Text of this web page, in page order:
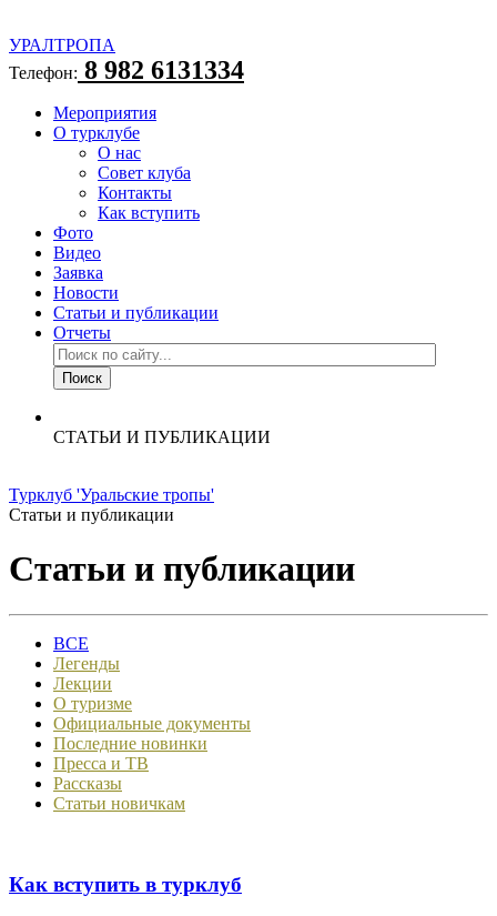
УРАЛТРОПА
Телефон: 8 982 6131334
Мероприятия
О турклубе
О нас
Совет клуба
Контакты
Как вступить
Фото
Видео
Заявка
Новости
Статьи и публикации
Отчеты
СТАТЬИ И ПУБЛИКАЦИИ
Турклуб 'Уральские тропы'
Статьи и публикации
Статьи и публикации
ВСЕ
Легенды
Лекции
О туризме
Официальные документы
Последние новинки
Пресса и ТВ
Рассказы
Статьи новичкам
Как вступить в турклуб